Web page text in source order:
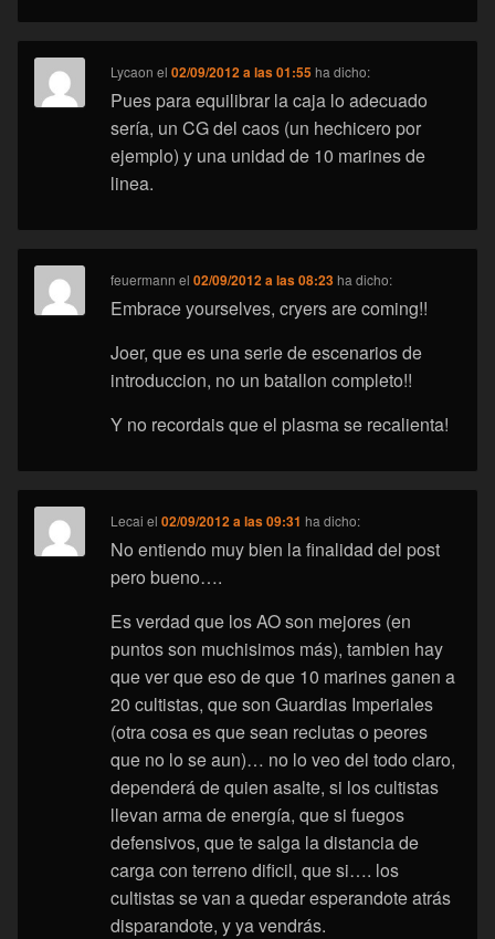
Lycaon el02/09/2012 a las 01:55 ha dicho:
Pues para equilibrar la caja lo adecuado
sería, un CG del caos (un hechicero por
ejemplo) y una unidad de 10 marines de
linea.
feuermann el02/09/2012 a las 08:23 ha dicho:
Embrace yourselves, cryers are coming!!
Joer, que es una serie de escenarios de
introduccion, no un batallon completo!!
Y no recordais que el plasma se recalienta!
Lecai el02/09/2012 a las 09:31 ha dicho:
No entiendo muy bien la finalidad del post
pero bueno….
Es verdad que los AO son mejores (en
puntos son muchisimos más), tambien hay
que ver que eso de que 10 marines ganen a
20 cultistas, que son Guardias Imperiales
(otra cosa es que sean reclutas o peores
que no lo se aun)… no lo veo del todo claro,
dependerá de quien asalte, si los cultistas
llevan arma de energía, que si fuegos
defensivos, que te salga la distancia de
carga con terreno dificil, que si…. los
cultistas se van a quedar esperandote atrás
disparandote, y ya vendrás.